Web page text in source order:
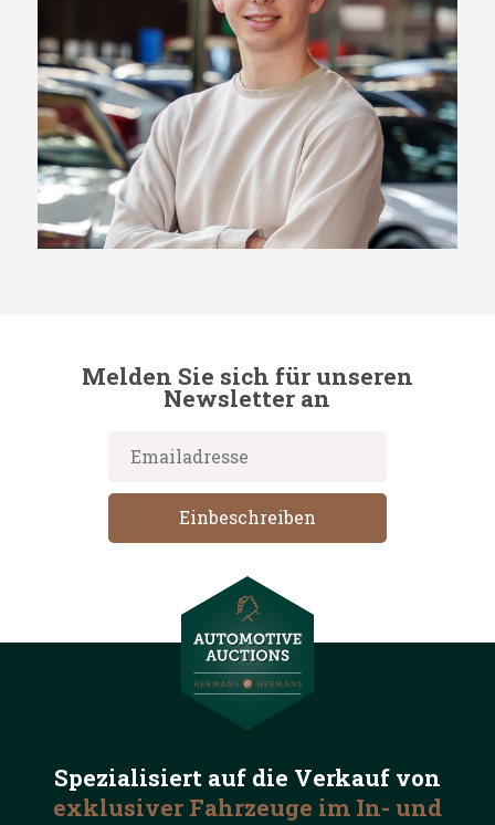
Melden Sie sich für unseren
Newsletter an
Spezialisiert auf die Verkauf von
exklusiver Fahrzeuge im In- und